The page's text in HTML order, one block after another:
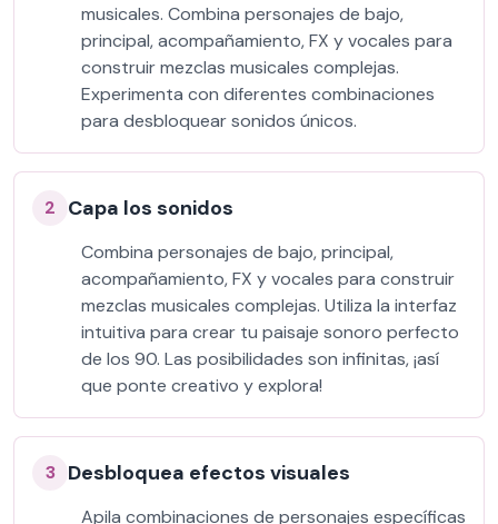
musicales. Combina personajes de bajo,
principal, acompañamiento, FX y vocales para
construir mezclas musicales complejas.
Experimenta con diferentes combinaciones
para desbloquear sonidos únicos.
2 Capa los sonidos
Combina personajes de bajo, principal,
acompañamiento, FX y vocales para construir
mezclas musicales complejas. Utiliza la interfaz
intuitiva para crear tu paisaje sonoro perfecto
de los 90. Las posibilidades son infinitas, ¡así
que ponte creativo y explora!
3 Desbloquea efectos visuales
Apila combinaciones de personajes específicas